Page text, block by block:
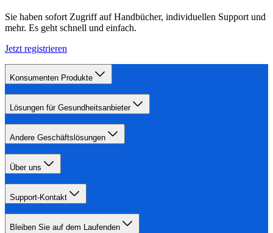
Sie haben sofort Zugriff auf Handbücher, individuellen Support und
mehr. Es geht schnell und einfach.
Jetzt registrieren
Konsumenten Produkte
Lösungen für Gesundheitsanbieter
Andere Geschäftslösungen
Über uns
Support-Kontakt
Bleiben Sie auf dem Laufenden